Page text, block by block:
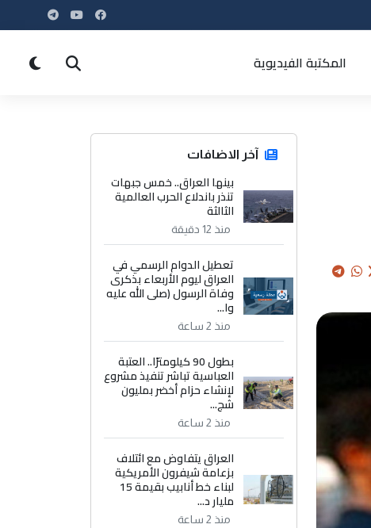
المكتبة الفيديوية
آخر الاضافات
بينها العراق.. خمس جبهات
تنذر باندلاع الحرب العالمية
الثالثة
منذ 12 دقيقة
تعطيل الدوام الرسمي في
العراق ليوم الأربعاء بذكرى
وفاة الرسول (صلى الله عليه
وا...
منذ 2 ساعة
بطول 90 كيلومترًا.. العتبة
العباسية تباشر تنفيذ مشروع
لإنشاء حزام أخضر بمليون
شج...
منذ 2 ساعة
العراق يتفاوض مع ائتلاف
بزعامة شيفرون الأمريكية
لبناء خط أنابيب بقيمة 15
مليار د...
منذ 2 ساعة